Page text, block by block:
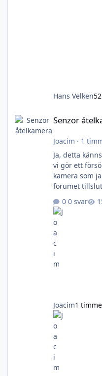
Hans Velken
Senzor åtelkamera
Senzor
Joacim · 1
Ja, detta
vi gör ett
kamera som
forumet
jag den
att köpa en
av dessa 3
0 svar
Joacim1